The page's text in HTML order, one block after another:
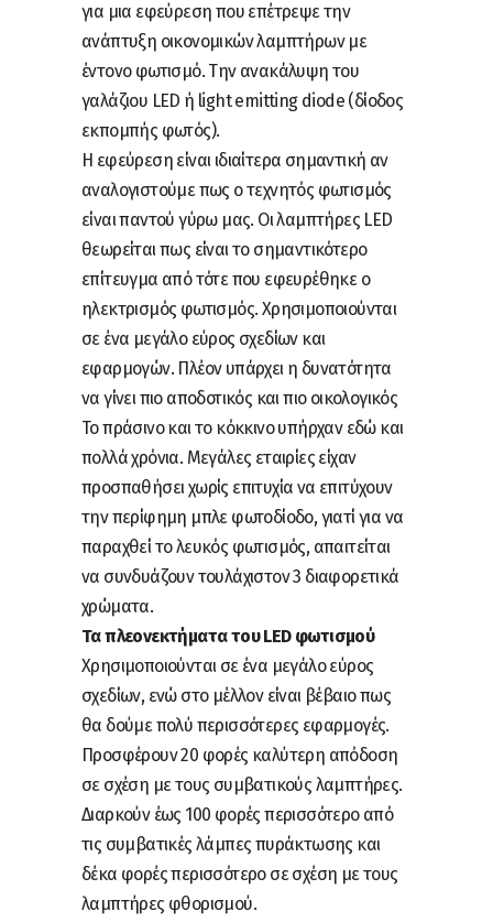
για μια εφεύρεση που επέτρεψε την
ανάπτυξη οικονομικών λαμπτήρων με
έντονο φωτισμό. Την ανακάλυψη του
γαλάζιου LED ή light emitting diode (δίοδος
εκπομπής φωτός).
Η εφεύρεση είναι ιδιαίτερα σημαντική αν
αναλογιστούμε πως ο τεχνητός φωτισμός
είναι παντού γύρω μας. Οι λαμπτήρες LED
θεωρείται πως είναι το σημαντικότερο
επίτευγμα από τότε που εφευρέθηκε ο
ηλεκτρισμός φωτισμός. Χρησιμοποιούνται
σε ένα μεγάλο εύρος σχεδίων και
εφαρμογών. Πλέον υπάρχει η δυνατότητα
να γίνει πιο αποδοτικός και πιο οικολογικός
Το πράσινο και το κόκκινο υπήρχαν εδώ και
πολλά χρόνια. Μεγάλες εταιρίες είχαν
προσπαθήσει χωρίς επιτυχία να επιτύχουν
την περίφημη μπλε φωτοδίοδο, γιατί για να
παραχθεί το λευκός φωτισμός, απαιτείται
να συνδυάζουν τουλάχιστον 3 διαφορετικά
χρώματα.
Τα πλεονεκτήματα του LED φωτισμού
Χρησιμοποιούνται σε ένα μεγάλο εύρος
σχεδίων, ενώ στο μέλλον είναι βέβαιο πως
θα δούμε πολύ περισσότερες εφαρμογές.
Προσφέρουν 20 φορές καλύτερη απόδοση
σε σχέση με τους συμβατικούς λαμπτήρες.
Διαρκούν έως 100 φορές περισσότερο από
τις συμβατικές λάμπες πυράκτωσης και
δέκα φορές περισσότερο σε σχέση με τους
λαμπτήρες φθορισμού.